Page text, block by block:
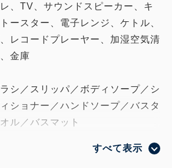
、TV、サウンドスピーカー、キ
ースター、電子レンジ、ケトル、
レコードプレーヤー、加湿空気清
金庫
シ／スリッパ／ボディソープ／シ
ショナー／ハンドソープ／バスタ
ル／バスマット
すべて表示